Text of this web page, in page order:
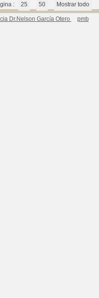
: 25 50 Mostrar todo
Dr.Nelson García Otero pmb